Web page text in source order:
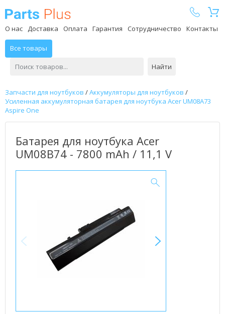
О нас Доставка Оплата Гарантия Сотрудничество Контакты
Все товары
Найти
Запчасти для ноутбуков /Аккумуляторы для ноутбуков /
Усиленная аккумуляторная батарея для ноутбука Acer UM08A73
Aspire One
Батарея для ноутбука Acer
UM08B74 - 7800 mAh / 11,1 V